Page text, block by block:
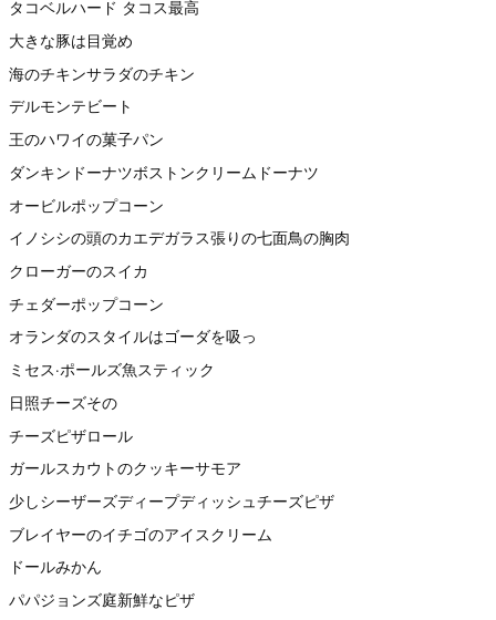
タコベルハード タコス最高
大きな豚は目覚め
海のチキンサラダのチキン
デルモンテビート
王のハワイの菓子パン
ダンキンドーナツボストンクリームドーナツ
オービルポップコーン
イノシシの頭のカエデガラス張りの七面鳥の胸肉
クローガーのスイカ
チェダーポップコーン
オランダのスタイルはゴーダを吸っ
ミセス·ポールズ魚スティック
日照チーズその
チーズピザロール
ガールスカウトのクッキーサモア
少しシーザーズディープディッシュチーズピザ
ブレイヤーのイチゴのアイスクリーム
ドールみかん
パパジョンズ庭新鮮なピザ